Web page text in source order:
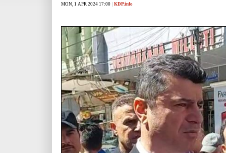
MON, 1 APR 2024 17:00 KDP.info